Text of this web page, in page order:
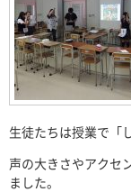
生徒たちは授業で「
声の大きさやアクセ
ました。